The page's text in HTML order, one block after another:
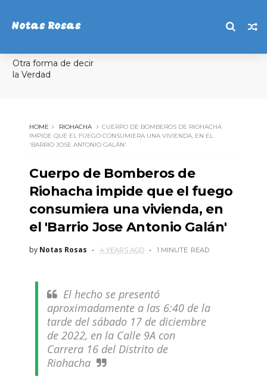
Notas Rosas
Otra forma de decir
la Verdad
HOME RIOHACHA
CUERPO DE BOMBEROS DE RIOHACHA
IMPIDE QUE EL FUEGO CONSUMIERA UNA VIVIENDA, EN EL
'BARRIO JOSE ANTONIO GALÁN'
Cuerpo de Bomberos de
Riohacha impide que el fuego
consumiera una vivienda, en
el 'Barrio Jose Antonio Galán'
by Notas Rosas 4 YEARS AGO 1 MINUTE READ
El hecho se presentó
aproximadamente a las 6:40 de la
tarde del sábado 17 de diciembre
de 2022, en la Calle 9A con
Carrera 16 del Distrito de
Riohacha